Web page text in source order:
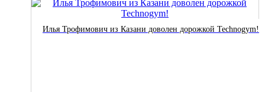
Илья Трофимович из Казани доволен дорожкой Technogym!